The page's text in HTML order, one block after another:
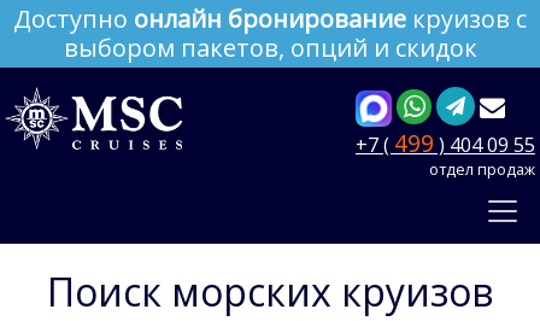
Доступно онлайн бронирование круизов с
выбором пакетов, опций и скидок
+7 ( 499 ) 404 09 55
отдел продаж
Поиск морских круизов